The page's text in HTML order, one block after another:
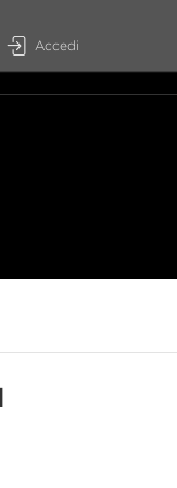
Accedi